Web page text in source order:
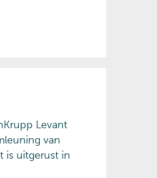
Levant
van
is uitgerust in